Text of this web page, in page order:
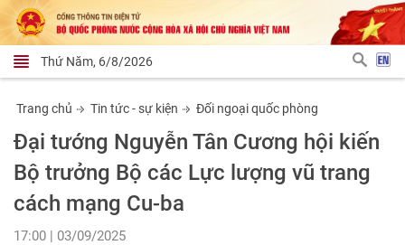
Thứ Năm, 6/8/2026
Trang chủ Tin tức - sự kiện Đối ngoại quốc phòng
Đại tướng Nguyễn Tân Cương hội kiến
Bộ trưởng Bộ các Lực lượng vũ trang
cách mạng Cu-ba
17:00 | 03/09/2025